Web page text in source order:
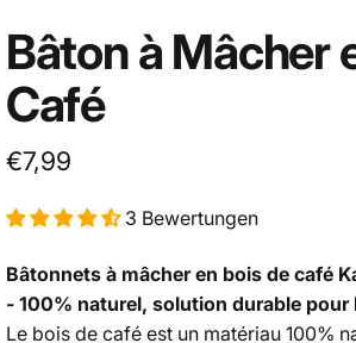
Bâtonà Mâcher
Café
€7,99
3 Bewertungen
Bâtonnets à mâcher en bois de café
- 100% naturel, solution durable pour
Le bois de café est un matériau 100%